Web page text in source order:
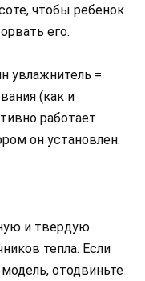
чтобы ребенок
его.
увлажнитель =
(как и
работает
он установлен.
и твердую
тепла. Если
отодвиньте